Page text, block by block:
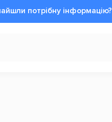
потрібну інформацію?